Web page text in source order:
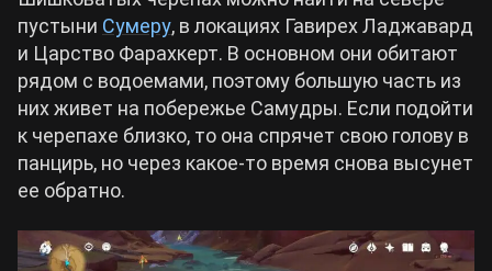
пустыни Сумеру, в локациях Гавирех Ладжавард
и Царство Фарахкерт. В основном они обитают
рядом с водоемами, поэтому большую часть из
них живет на побережье Самудры. Если подойти
к черепахе близко, то она спрячет свою голову в
панцирь, но через какое-то время снова высунет
ее обратно.